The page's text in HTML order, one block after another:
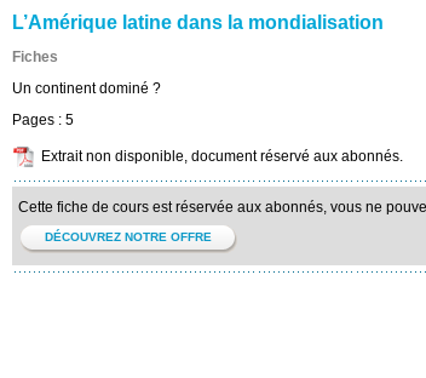
L’Amérique latine dans la mondialisation
Fiches
Un continent dominé ?
Pages : 5
Extrait non disponible, document réservé aux abonnés.
Cette fiche de cours est réservée aux abonnés, vous ne
DÉCOUVREZ NOTRE OFFRE